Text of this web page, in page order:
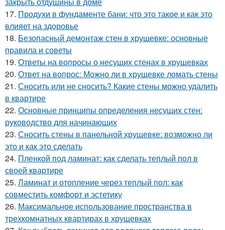
17. Продухи в фундаменте бани: что это такое и как это
влияет на здоровье
18. Безопасный демонтаж стен в хрущевке: основные
правила и советы
19. Ответы на вопросы о несущих стенах в хрущевках
20. Ответ на вопрос: Можно ли в хрущевке ломать стены
21. Сносить или не сносить? Какие стены можно удалить
в квартире
22. Основные принципы определения несущих стен:
руководство для начинающих
23. Сносить стены в панельной хрущевке: возможно ли
это и как это сделать
24. Пленкой под ламинат: как сделать теплый пол в
своей квартире
25. Ламинат и отопление через теплый пол: как
совместить комфорт и эстетику
26. Максимальное использование пространства в
трехкомнатных квартирах в хрущевках